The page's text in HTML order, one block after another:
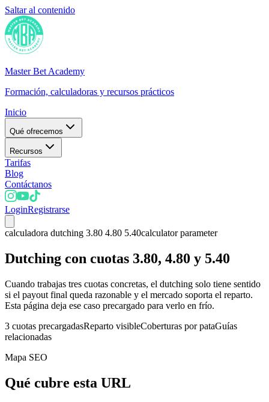
Saltar al contenido
Master Bet Academy
Formación, calculadoras y recursos prácticos
Inicio
Qué ofrecemos
Recursos
Tarifas
Blog
Contáctanos
LoginRegistrarse
calculadora dutching 3.80 4.80 5.40calculator parameter
Dutching con cuotas 3.80, 4.80 y 5.40
Cuando trabajas tres cuotas concretas, el dutching solo tiene sentido
si el payout final queda razonable y el mercado soporta el reparto.
Esta página deja ese caso precargado para verlo en frío.
3 cuotas precargadasReparto visibleCoberturas por pataGuías
relacionadas
Mapa SEO
Qué cubre esta URL